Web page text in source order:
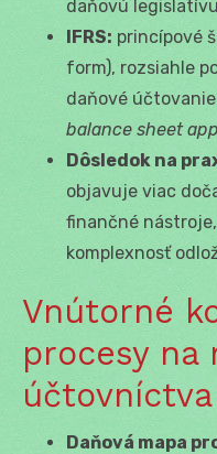
daňovú
IFRS: princípové
form), rozsiahle
daňové účtovanie
balance sheet
Dôsledok na
objavuje viac
finančné
komplexnosť
Vnútorné
procesy na
Daňová mapa